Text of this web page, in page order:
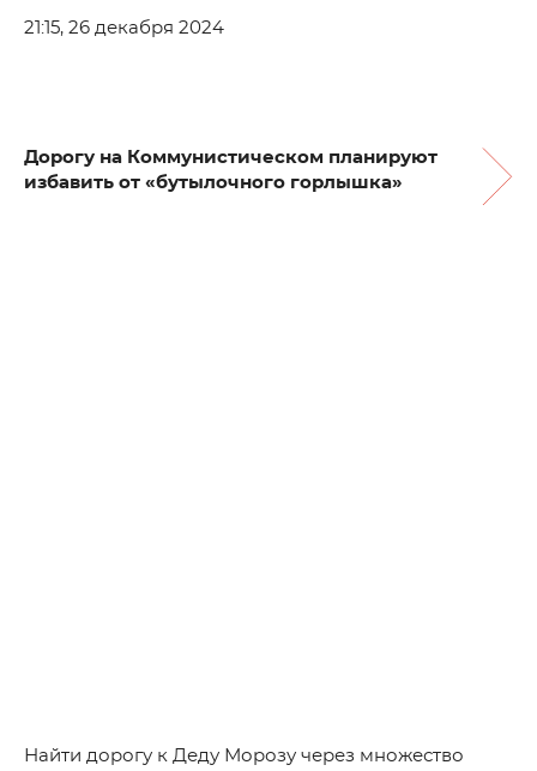
21:15, 26 декабря 2024
Дорогу на Коммунистическом планируют
избавить от «бутылочного горлышка»
Найти дорогу к Деду Морозу через множество